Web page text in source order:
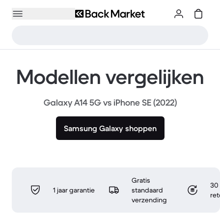
Modellen vergelijken
Galaxy A14 5G vs iPhone SE (2022)
Samsung Galaxy shoppen
1 jaar garantie
Gratis
standaard
verzending
30